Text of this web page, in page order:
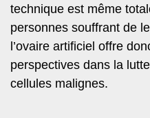
technique est même
personnes souffrant de
l’ovaire artificiel offre
perspectives dans la
cellules malignes.